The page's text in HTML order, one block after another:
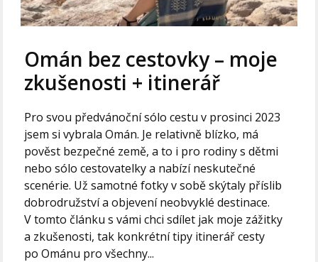
Omán bez cestovky – moje
zkušenosti + itinerář
Pro svou předvánoční sólo cestu v prosinci 2023
jsem si vybrala Omán. Je relativně blízko, má
pověst bezpečné země, a to i pro rodiny s dětmi
nebo sólo cestovatelky a nabízí neskutečné
scenérie. Už samotné fotky v sobě skýtaly příslib
dobrodružství a objevení neobvyklé destinace.
V tomto článku s vámi chci sdílet jak moje zážitky
a zkušenosti, tak konkrétní tipy itinerář cesty
po Ománu pro všechny...